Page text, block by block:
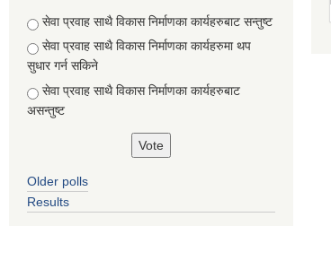
Choices
सेवा प्रवाह साथै विकास निर्माणका कार्यहरुबाट सन्तुष्ट
सेवा प्रवाह साथै विकास निर्माणका कार्यहरुमा थप
सुधार गर्न सकिने
सेवा प्रवाह साथै विकास निर्माणका कार्यहरुबाट
असन्तुष्ट
Older polls
Results